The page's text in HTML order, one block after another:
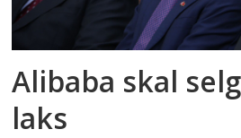
Alibaba skal
laks